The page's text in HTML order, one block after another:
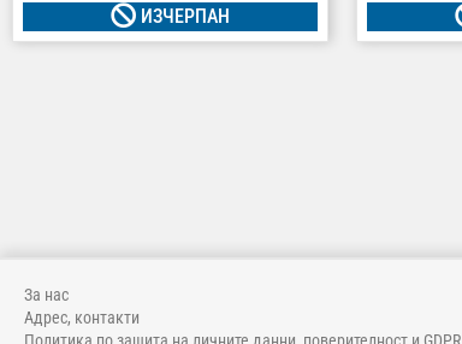
ИЗЧЕРПАН
За нас
Адрес, контакти